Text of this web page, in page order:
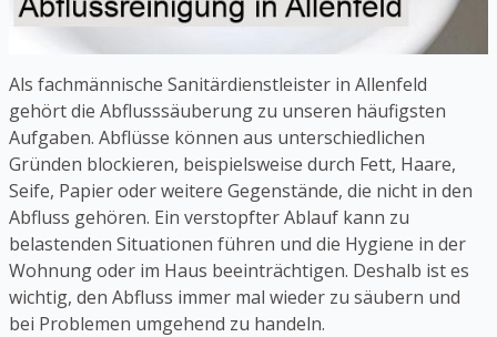
Als fachmännische Sanitärdienstleister in Allenfeld
gehört die Abflusssäuberung zu unseren häufigsten
Aufgaben. Abflüsse können aus unterschiedlichen
Gründen blockieren, beispielsweise durch Fett, Haare,
Seife, Papier oder weitere Gegenstände, die nicht in den
Abfluss gehören. Ein verstopfter Ablauf kann zu
belastenden Situationen führen und die Hygiene in der
Wohnung oder im Haus beeinträchtigen. Deshalb ist es
wichtig, den Abfluss immer mal wieder zu säubern und
bei Problemen umgehend zu handeln.